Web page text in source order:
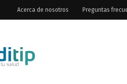
Acerca de nosotros Preguntas